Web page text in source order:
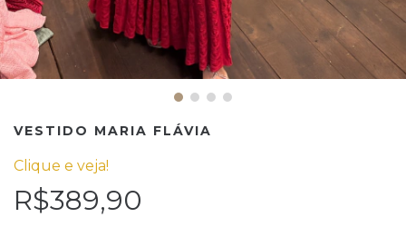
VESTIDO MARIA FLÁVIA
Clique e veja!
R$389,90